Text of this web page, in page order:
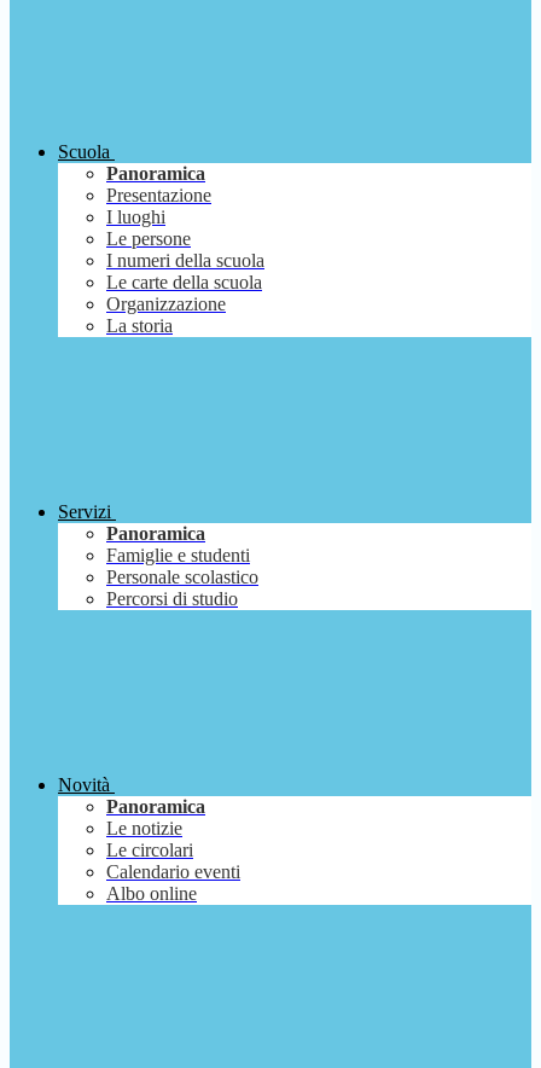
Scuola
Panoramica
Presentazione
I luoghi
Le persone
I numeri della scuola
Le carte della scuola
Organizzazione
La storia
Servizi
Panoramica
Famiglie e studenti
Personale scolastico
Percorsi di studio
Novità
Panoramica
Le notizie
Le circolari
Calendario eventi
Albo online